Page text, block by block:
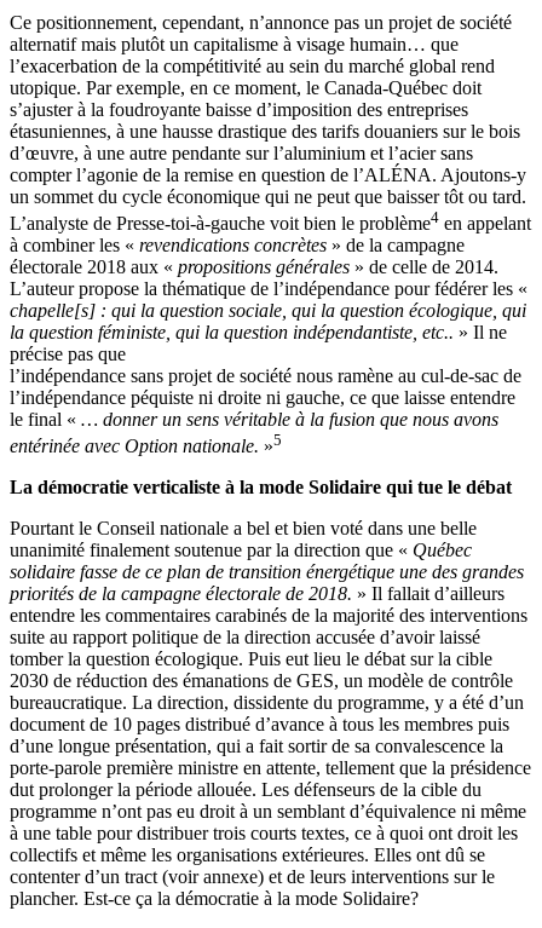
Ce positionnement, cependant, n’annonce pas un projet de société
alternatif mais plutôt un capitalisme à visage humain… que
l’exacerbation de la compétitivité au sein du marché global rend
utopique. Par exemple, en ce moment, le Canada-Québec doit
s’ajuster à la foudroyante baisse d’imposition des entreprises
étasuniennes, à une hausse drastique des tarifs douaniers sur le bois
d’œuvre, à une autre pendante sur l’aluminium et l’acier sans
compter l’agonie de la remise en question de l’ALÉNA. Ajoutons-y
un sommet du cycle économique qui ne peut que baisser tôt ou tard.
L’analyste de Presse-toi-à-gauche voit bien le problème4 en appelant
à combiner les « revendications concrètes » de la campagne
électorale 2018 aux « propositions générales » de celle de 2014.
L’auteur propose la thématique de l’indépendance pour fédérer les «
chapelle[s] : qui la question sociale, qui la question écologique, qui
la question féministe, qui la question indépendantiste, etc.. » Il ne
précise pas que
l’indépendance sans projet de société nous ramène au cul-de-sac de
l’indépendance péquiste ni droite ni gauche, ce que laisse entendre
le final « … donner un sens véritable à la fusion que nous avons
entérinée avec Option nationale. »5
La démocratie verticaliste à la mode Solidaire qui tue le débat
Pourtant le Conseil nationale a bel et bien voté dans une belle
unanimité finalement soutenue par la direction que « Québec
solidaire fasse de ce plan de transition énergétique une des grandes
priorités de la campagne électorale de 2018. » Il fallait d’ailleurs
entendre les commentaires carabinés de la majorité des interventions
suite au rapport politique de la direction accusée d’avoir laissé
tomber la question écologique. Puis eut lieu le débat sur la cible
2030 de réduction des émanations de GES, un modèle de contrôle
bureaucratique. La direction, dissidente du programme, y a été d’un
document de 10 pages distribué d’avance à tous les membres puis
d’une longue présentation, qui a fait sortir de sa convalescence la
porte-parole première ministre en attente, tellement que la présidence
dut prolonger la période allouée. Les défenseurs de la cible du
programme n’ont pas eu droit à un semblant d’équivalence ni même
à une table pour distribuer trois courts textes, ce à quoi ont droit les
collectifs et même les organisations extérieures. Elles ont dû se
contenter d’un tract (voir annexe) et de leurs interventions sur le
plancher. Est-ce ça la démocratie à la mode Solidaire?